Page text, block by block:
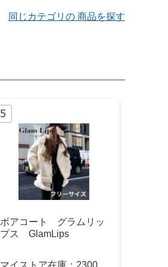
同じカテゴリの 商品を探す
ボアコート グラムリッ
プス GlamLips
マイストア在庫： 2300